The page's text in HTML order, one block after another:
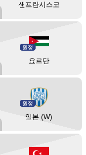
샌프란시스코
원정
요르단
원정
일본 (W)